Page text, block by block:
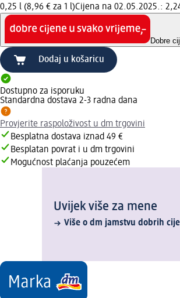
0,25 l (8,96 € za 1 l)Cijena na 02.05.2025.:
Dobre
Dodaj u košaricu
Dostupno za isporuku
Standardna dostava 2-3 radna dana
Provjerite raspoloživost u dm trgovini
Besplatna dostava iznad 49 €
Besplatan povrat i u dm trgovini
Mogućnost plaćanja pouzećem
Uvijek više za mene
Više o dm jamstvu dobrih